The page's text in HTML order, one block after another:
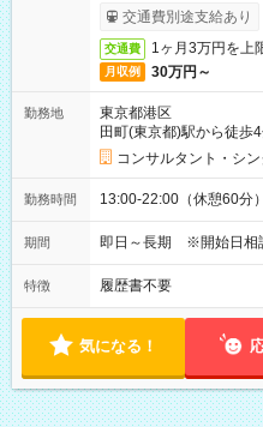
ービス利用可（利用条件
交通費別途支給あり
交通費 1ヶ月3万円を上
月収例 30万円～
勤務地
東京都港区
田町(東京都)駅から徒歩
コンサルタント・シン
勤務時間 13:00-22:00（休憩60分
期間 即日～長期 ※開始日相
特徴 履歴書不要
気になる！